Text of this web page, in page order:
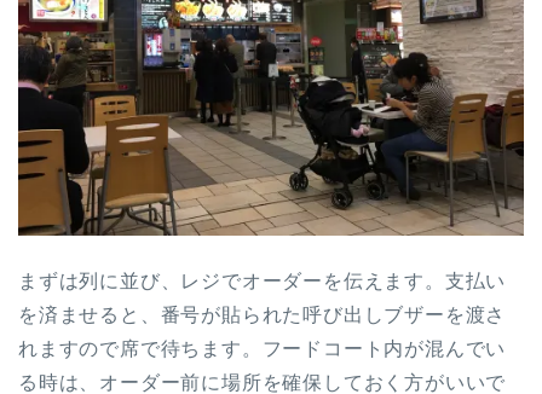
まずは列に並び、レジでオーダーを伝えます。支払い
を済ませると、番号が貼られた呼び出しブザーを渡さ
れますので席で待ちます。フードコート内が混んでい
る時は、オーダー前に場所を確保しておく方がいいで